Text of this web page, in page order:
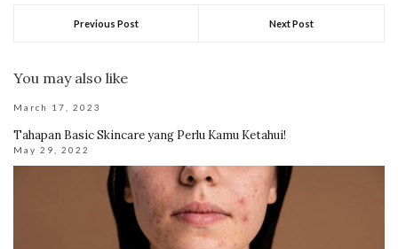
Previous Post Next Post
You may also like
March 17, 2023
Tahapan Basic Skincare yang Perlu Kamu Ketahui!
May 29, 2022